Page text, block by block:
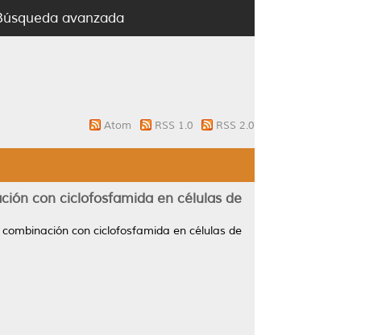
avanzada
Atom RSS 1.0 RSS 2.0
con ciclofosfamida en células de
con ciclofosfamida en células de